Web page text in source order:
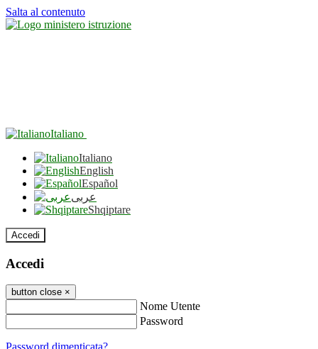
Salta al contenuto
Italiano
Italiano
English
Español
عربى
Shqiptare
Accedi
Accedi
button close ×
Nome Utente
Password